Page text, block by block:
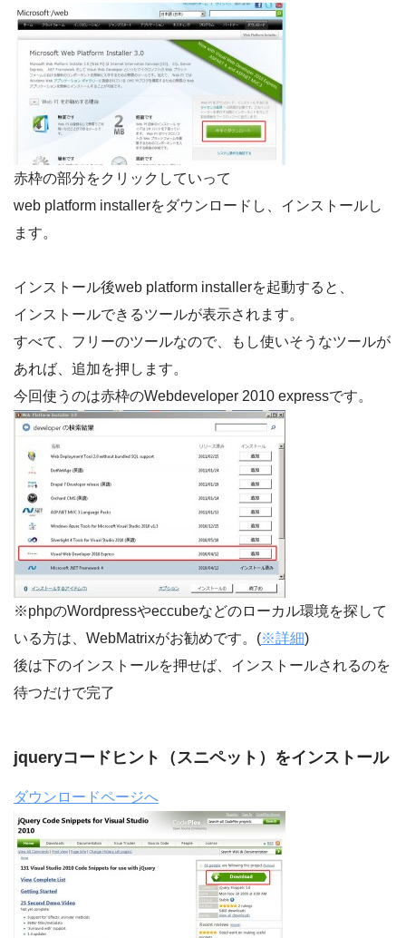
赤枠の部分をクリックしていって
web platform installerをダウンロードし、インストールし
ます。
インストール後web platform installerを起動すると、
インストールできるツールが表示されます。
すべて、フリーのツールなので、もし使いそうなツールが
あれば、追加を押します。
今回使うのは赤枠のWebdeveloper 2010 expressです。
※phpのWordpressやeccubeなどのローカル環境を探して
いる方は、WebMatrixがお勧めです。(※詳細)
後は下のインストールを押せば、インストールされるのを
待つだけで完了
jqueryコードヒント（スニペット）をインストール
ダウンロードページへ